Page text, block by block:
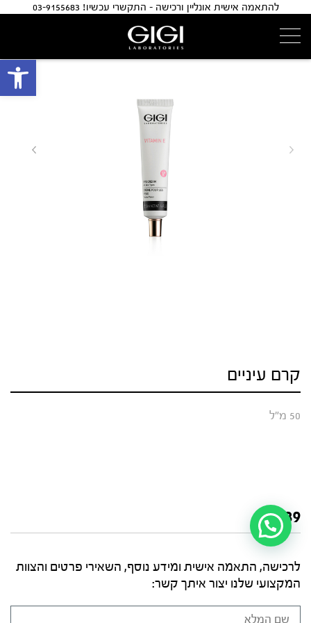
להתאמה אישית אונליין ורכישה - התקשרי עכשיו! 03-9155683
קרם עיניים
50 מ"ל
₪239
לרכישה, התאמה אישית ומידע נוסף, השאירי פרטים והצוות
המקצועי שלנו יצור איתך קשר: